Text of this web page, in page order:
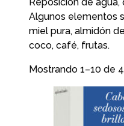
Algunos elementos
miel pura, almidón
coco, café, frutas.
Mostrando 1–10 de